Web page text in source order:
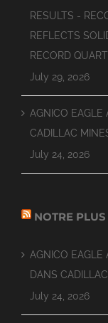
RESULTS -
REFLECTS
RECORD
July 29, 2026
AGNICO
CADILLAC
July 24, 2026
NOTRE
AGNICO
DANS
July 24, 2026